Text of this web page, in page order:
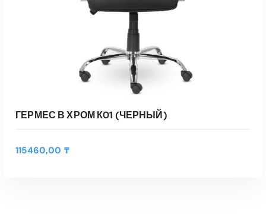
ГЕРМЕС В ХРОМ К01 (ЧЕРНЫЙ)
115460,00 ₸